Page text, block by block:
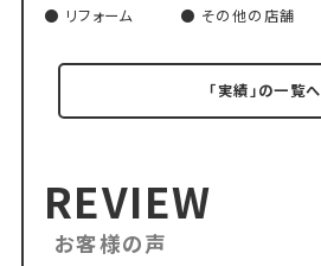
リフォーム その他の店舗
「実績」の一覧へ
REVIEW
お客様の声